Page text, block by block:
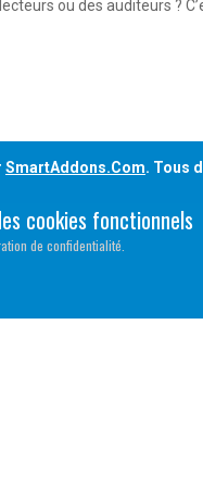
ou des auditeurs ?
SmartAddons.Com. Tous
cookies fonctionnels
de confidentialité.